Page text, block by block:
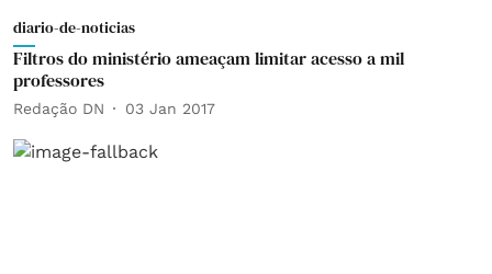
diario-de-noticias
Filtros do ministério ameaçam limitar acesso a mil
professores
Redação DN 03 Jan 2017